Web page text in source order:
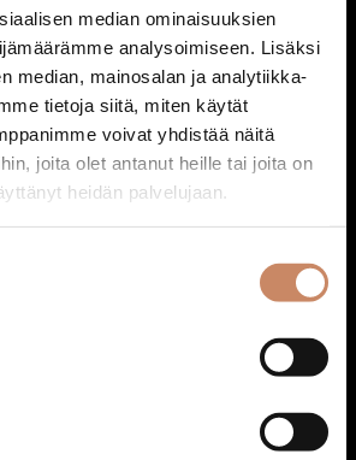
median ominaisuuksien
analysoimiseen. Lisäksi
median, mainosalan ja analytiikka-
tietoja siitä, miten käytät
voivat yhdistää näitä
joita olet antanut heille tai joita on
heidän palvelujaan.
syvä
1,00 €
Lisää ostoskoriin